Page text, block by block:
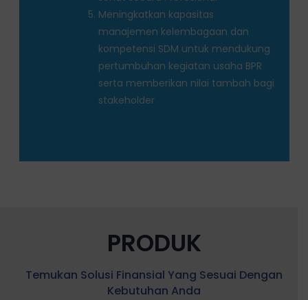
Meningkatkan kapasitas
manajemen kelembagaan dan
kompetensi SDM untuk mendukung
pertumbuhan kegiatan usaha BPR
serta memberikan nilai tambah bagi
stakeholder
PRODUK
Temukan Solusi Finansial Yang Sesuai Dengan
Kebutuhan Anda